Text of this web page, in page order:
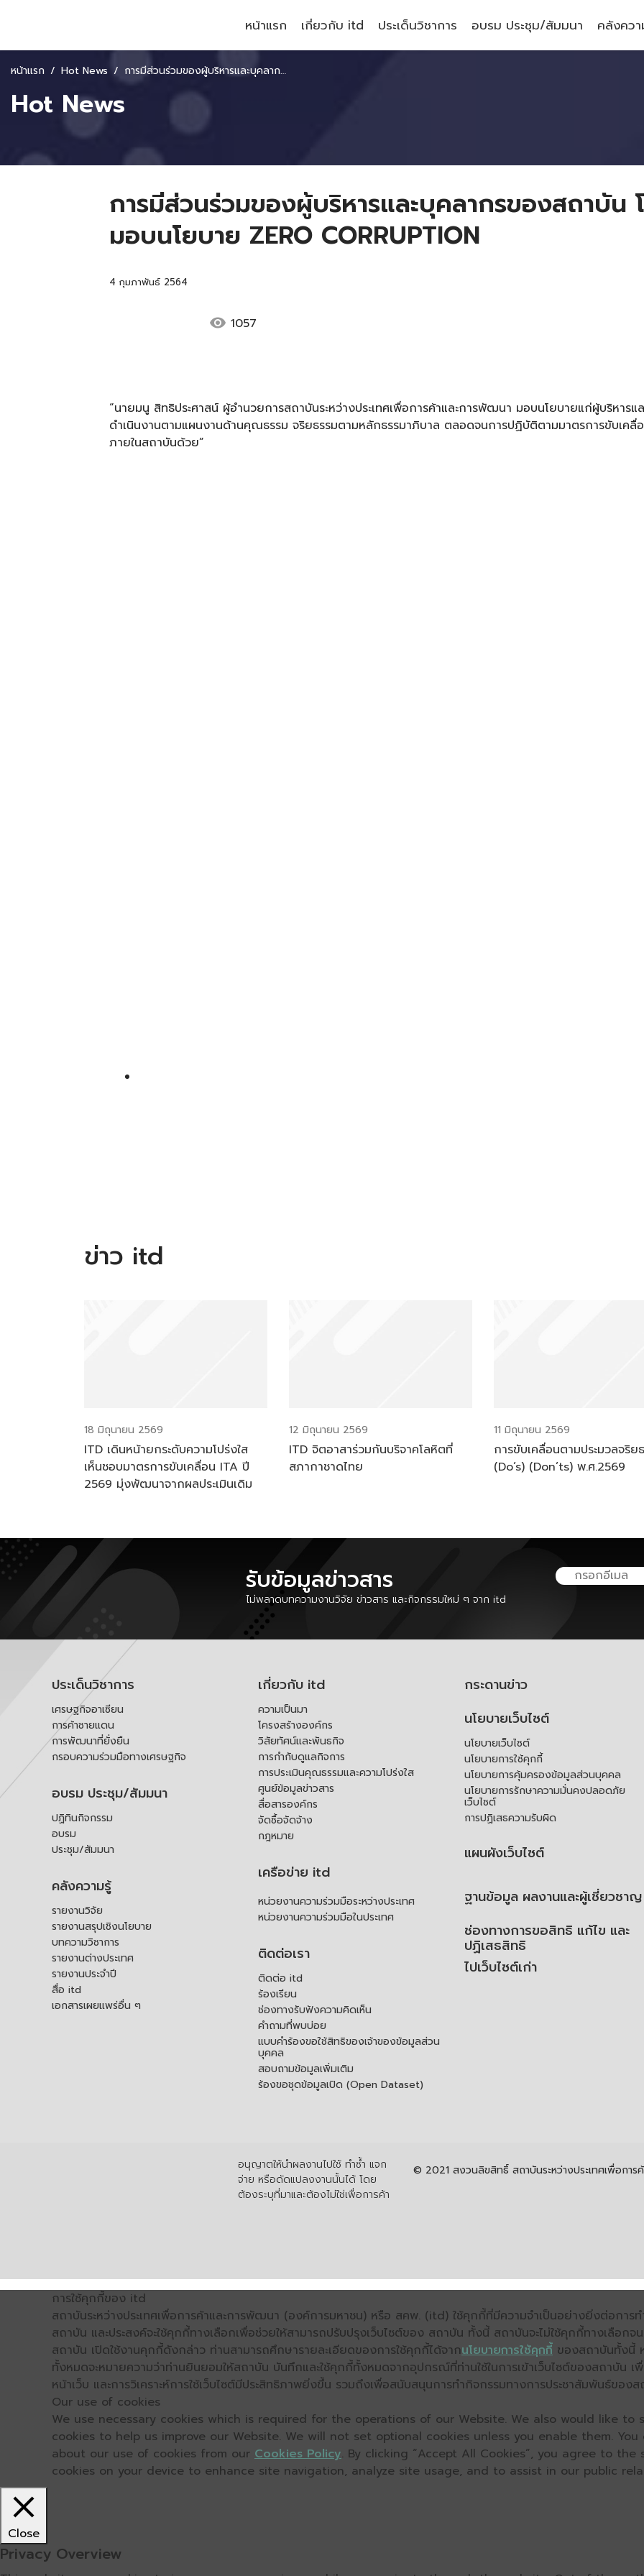
หน้าแรก เกี่ยวกับ itd ประเด็นวิชาการ อบรม ประชุม/สัมมนา คลังคว
หน้าแรก Hot News การมีส่วนร่วมของผู้บริหารและบุคลากรของสถาบัน โดย ผอ.สคพ. ได้มอบนโยบาย ZERO CORRUPTION
Hot News
การมีส่วนร่วมของผู้บริหารและบุคลากรของสถาบัน
มอบนโยบาย ZERO CORRUPTION
4 กุมภาพันธ์ 2564
visibility 1057
“นายมนู สิทธิประศาสน์ ผู้อำนวยการสถาบันระหว่างประเทศเพื่อการค้าและการพัฒนา มอบนโยบายแก่ผู้บริหารแ
ดำเนินงานตามแผนงานด้านคุณธรรม จริยธรรมตามหลักธรรมาภิบาล ตลอดจนการปฏิบัติตามมาตรการขับเคลื่
ภายในสถาบันด้วย”
ข่าว itd
18 มิถุนายน 2569
ITD เดินหน้ายกระดับความโปร่งใส
เห็นชอบมาตรการขับเคลื่อน ITA ปี
2569 มุ่งพัฒนาจากผลประเมินเดิม
12 มิถุนายน 2569
ITD จิตอาสาร่วมกันบริจาคโลหิตที่
สภากาชาดไทย
11 มิถุนายน 2569
การขับเคลื่อนตามประมวลจริย
(Do’s) (Don’ts) พ.ศ.2569
รับข้อมูลข่าวสาร
ไม่พลาดบทความงานวิจัย ข่าวสาร และกิจกรรมใหม่ ๆ จาก itd
ประเด็นวิชาการ
เศรษฐกิจอาเซียน
การค้าชายแดน
การพัฒนาที่ยั่งยืน
กรอบความร่วมมือทางเศรษฐกิจ
อบรม ประชุม/สัมมนา
ปฏิทินกิจกรรม
อบรม
ประชุม/สัมมนา
คลังความรู้
รายงานวิจัย
รายงานสรุปเชิงนโยบาย
บทความวิชาการ
รายงานต่างประเทศ
รายงานประจำปี
สื่อ itd
เอกสารเผยแพร่อื่น ๆ
เกี่ยวกับ itd
ความเป็นมา
โครงสร้างองค์กร
วิสัยทัศน์และพันธกิจ
การกำกับดูแลกิจการ
การประเมินคุณธรรมและความโปร่งใส
ศูนย์ข้อมูลข่าวสาร
สื่อสารองค์กร
จัดซื้อจัดจ้าง
กฎหมาย
เครือข่าย itd
หน่วยงานความร่วมมือระหว่างประเทศ
หน่วยงานความร่วมมือในประเทศ
ติดต่อเรา
ติดต่อ itd
ร้องเรียน
ช่องทางรับฟังความคิดเห็น
คำถามที่พบบ่อย
แบบคำร้องขอใช้สิทธิของเจ้าของข้อมูลส่วน
บุคคล
สอบถามข้อมูลเพิ่มเติม
ร้องขอชุดข้อมูลเปิด (Open Dataset)
กระดานข่าว
นโยบายเว็บไซต์
นโยบายเว็บไซต์
นโยบายการใช้คุกกี้
นโยบายการคุ้มครองข้อมูลส่วนบุคคล
นโยบายการรักษาความมั่นคงปลอดภัย
เว็บไซต์
การปฏิเสธความรับผิด
แผนผังเว็บไซต์
ฐานข้อมูล ผลงานและผู้เชี่ยวชาญ
ช่องทางการขอสิทธิ แก้ไข และ
ปฏิเสธสิทธิ
ไปเว็บไซต์เก่า
อนุญาตให้นำผลงานไปใช้ ทำซ้ำ แจก
จ่าย หรือดัดแปลงงานนั้นได้ โดย
ต้องระบุที่มาและต้องไม่ใช่เพื่อการค้า
© 2021 สงวนลิขสิทธิ์ สถาบันระหว่างประเทศเพื่อกา
การใช้คุกกี้ของ itd
สถาบันระหว่างประเทศเพื่อการค้าและการพัฒนา (องค์การมหาชน) หรือ สคพ. (itd) ใช้คุกกี้ที่มีความจำเป็นอย่างยิ่งต่อการ
สถาบัน และประสงค์จะใช้คุกกี้ทางเลือกเพื่อช่วยให้สามารถปรับปรุงเว็บไซต์ของ สถาบัน ทั้งนี้ สถาบันจะไม่ใช้คุกกี้ทางเลือก
สถาบัน เปิดใช้งานคุกกี้ดังกล่าว ท่านสามารถศึกษารายละเอียดของการใช้คุกกี้ได้จากนโยบายการใช้คุกกี้ ของสถาบันทั้งนี้
ทั้งหมดจะหมายความว่าท่านยินยอมให้สถาบัน บันทึกและใช้คุกกี้ทั้งหมดจากอุปกรณ์ที่ท่านใช้ในการเข้าเว็บไซต์ของสถาบัน เพื่
หน้าเว็บ และการวิเคราะห์การใช้เว็บไซต์มีประสิทธิภาพยิ่งขึ้น รวมถึงเพื่อสนับสนุนการทำกิจกรรมทางการประชาสัมพันธ์ของ
Our use of cookies
We use necessary cookies which is required for the operations of our Website. We also would like to
cookies to help us improve our Website. We will not set optional cookies unless you enable them. You
about our use of cookies from our Cookies Policy. By clicking “Accept All Cookies”, you agree to
cookies on your device to enhance site navigation, analyze site usage, and to assist in our public
Close
Privacy Overview